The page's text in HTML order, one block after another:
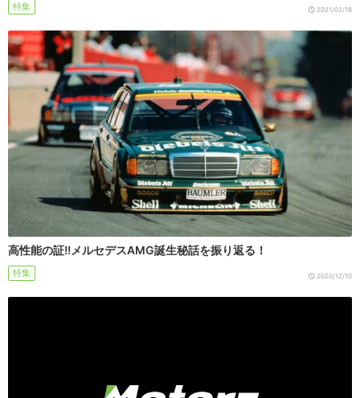
特集 2021/02/18
高性能の証!!メルセデスAMG誕生秘話を振り返る！
特集 2020/12/10